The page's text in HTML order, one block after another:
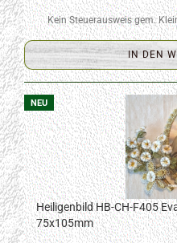
Kein Steuerausweis gem.
IN DEN
NEU
Heiligenbild HB-CH-F405
75x105mm